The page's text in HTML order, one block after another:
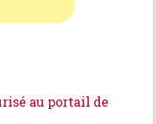
au portail de